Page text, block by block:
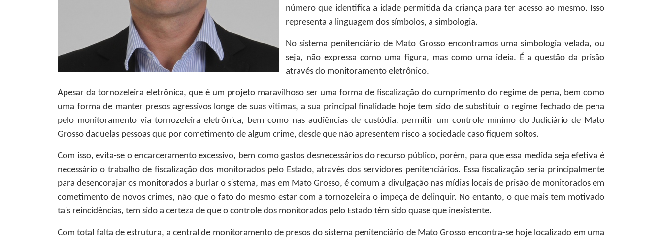
número que identifica a idade permitida da criança para ter acesso ao mesmo. Isso
representa a linguagem dos símbolos, a simbologia.
No sistema penitenciário de Mato Grosso encontramos uma simbologia velada, ou
seja, não expressa como uma figura, mas como uma ideia. É a questão da prisão
através do monitoramento eletrônico.
Apesar da tornozeleira eletrônica, que é um projeto maravilhoso ser uma forma de fiscalização do cumprimento do regime de pena, bem como
uma forma de manter presos agressivos longe de suas vitimas, a sua principal finalidade hoje tem sido de substituir o regime fechado de pena
pelo monitoramento via tornozeleira eletrônica, bem como nas audiências de custódia, permitir um controle mínimo do Judiciário de Mato
Grosso daquelas pessoas que por cometimento de algum crime, desde que não apresentem risco a sociedade caso fiquem soltos.
Com isso, evita-se o encarceramento excessivo, bem como gastos desnecessários do recurso público, porém, para que essa medida seja efetiva é
necessário o trabalho de fiscalização dos monitorados pelo Estado, através dos servidores penitenciários. Essa fiscalização seria principalmente
para desencorajar os monitorados a burlar o sistema, mas em Mato Grosso, é comum a divulgação nas mídias locais de prisão de monitorados em
cometimento de novos crimes, não que o fato do mesmo estar com a tornozeleira o impeça de delinquir. No entanto, o que mais tem motivado
tais reincidências, tem sido a certeza de que o controle dos monitorados pelo Estado têm sido quase que inexistente.
Com total falta de estrutura, a central de monitoramento de presos do sistema penitenciário de Mato Grosso encontra-se hoje localizado em uma